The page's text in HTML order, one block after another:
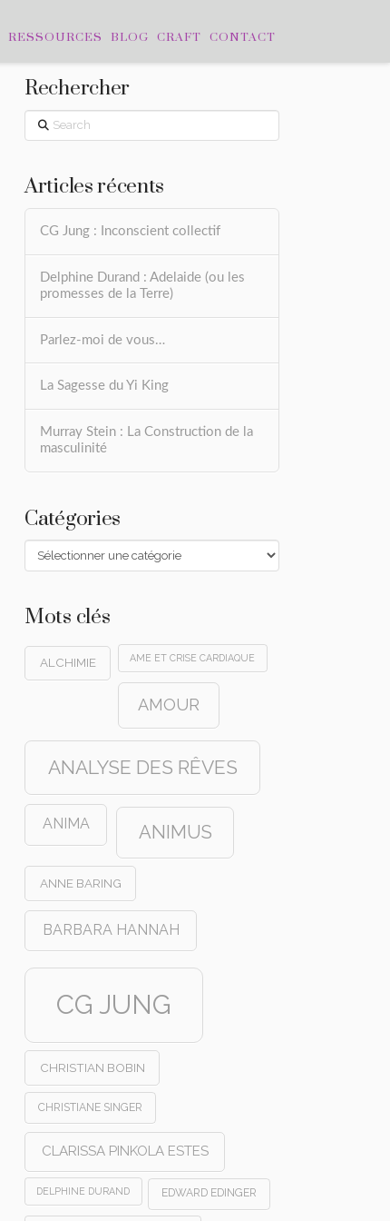
RESSOURCES BLOG CRAFT CONTACT
Rechercher
Search
Articles récents
CG Jung : Inconscient collectif
Delphine Durand : Adelaide (ou les
promesses de la Terre)
Parlez-moi de vous…
La Sagesse du Yi King
Murray Stein : La Construction de la
masculinité
Catégories
Catégories
Mots clés
ALCHIMIE AME ET CRISE CARDIAQUE
AMOUR
ANALYSE DES RÊVES
ANIMA ANIMUS
ANNE BARING
BARBARA HANNAH
CG JUNG
CHRISTIAN BOBIN
CHRISTIANE SINGER
CLARISSA PINKOLA ESTES
DELPHINE DURAND EDWARD EDINGER